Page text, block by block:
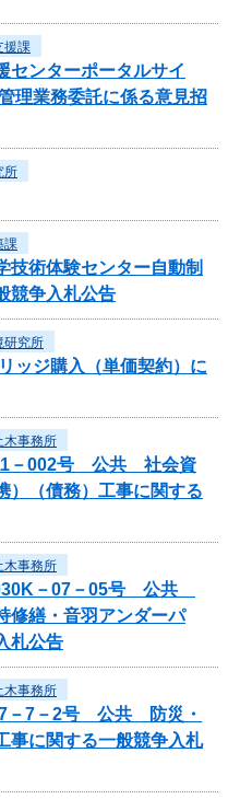
援課
センターポータルサイ
理業務委託に係る意見招
所
課
技術体験センター自動制
競争入札公告
研究所
ッジ購入（単価契約）に
木事務所
－002号 公共 社会資
）（債務）工事に関する
木事務所
－07－05号 公共
修繕・音羽アンダーパ
札公告
木事務所
－7－2号 公共 防災・
事に関する一般競争入札